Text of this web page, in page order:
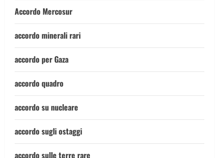
Accordo Mercosur
accordo minerali rari
accordo per Gaza
accordo quadro
accordo su nucleare
accordo sugli ostaggi
accordo sulle terre rare